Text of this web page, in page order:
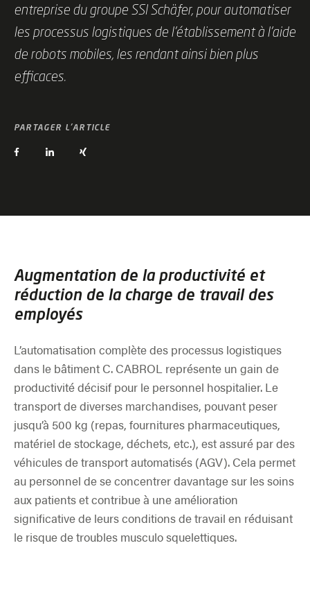
entreprise du groupe SSI Schäfer, pour automatiser
les processus logistiques de l’établissement à l’aide
de robots mobiles, les rendant ainsi bien plus
efficaces.
PARTAGER L'ARTICLE
Augmentation de la productivité et
réduction de la charge de travail des
employés
L’automatisation complète des processus logistiques
dans le bâtiment C. CABROL représente un gain de
productivité décisif pour le personnel hospitalier. Le
transport de diverses marchandises, pouvant peser
jusqu’à 500 kg (repas, fournitures pharmaceutiques,
matériel de stockage, déchets, etc.), est assuré par des
véhicules de transport automatisés (AGV). Cela permet
au personnel de se concentrer davantage sur les soins
aux patients et contribue à une amélioration
significative de leurs conditions de travail en réduisant
le risque de troubles musculo squelettiques.